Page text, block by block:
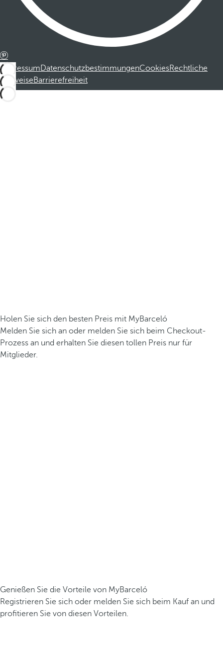
ImpressumDatenschutzbestimmungenCookiesRechtliche
HinweiseBarrierefreiheit
Holen Sie sich den besten Preis mit MyBarceló
Melden Sie sich an oder melden Sie sich beim Checkout-
Prozess an und erhalten Sie diesen tollen Preis nur für
Mitglieder.
Genießen Sie die Vorteile von MyBarceló
Registrieren Sie sich oder melden Sie sich beim Kauf an und
profitieren Sie von diesen Vorteilen.